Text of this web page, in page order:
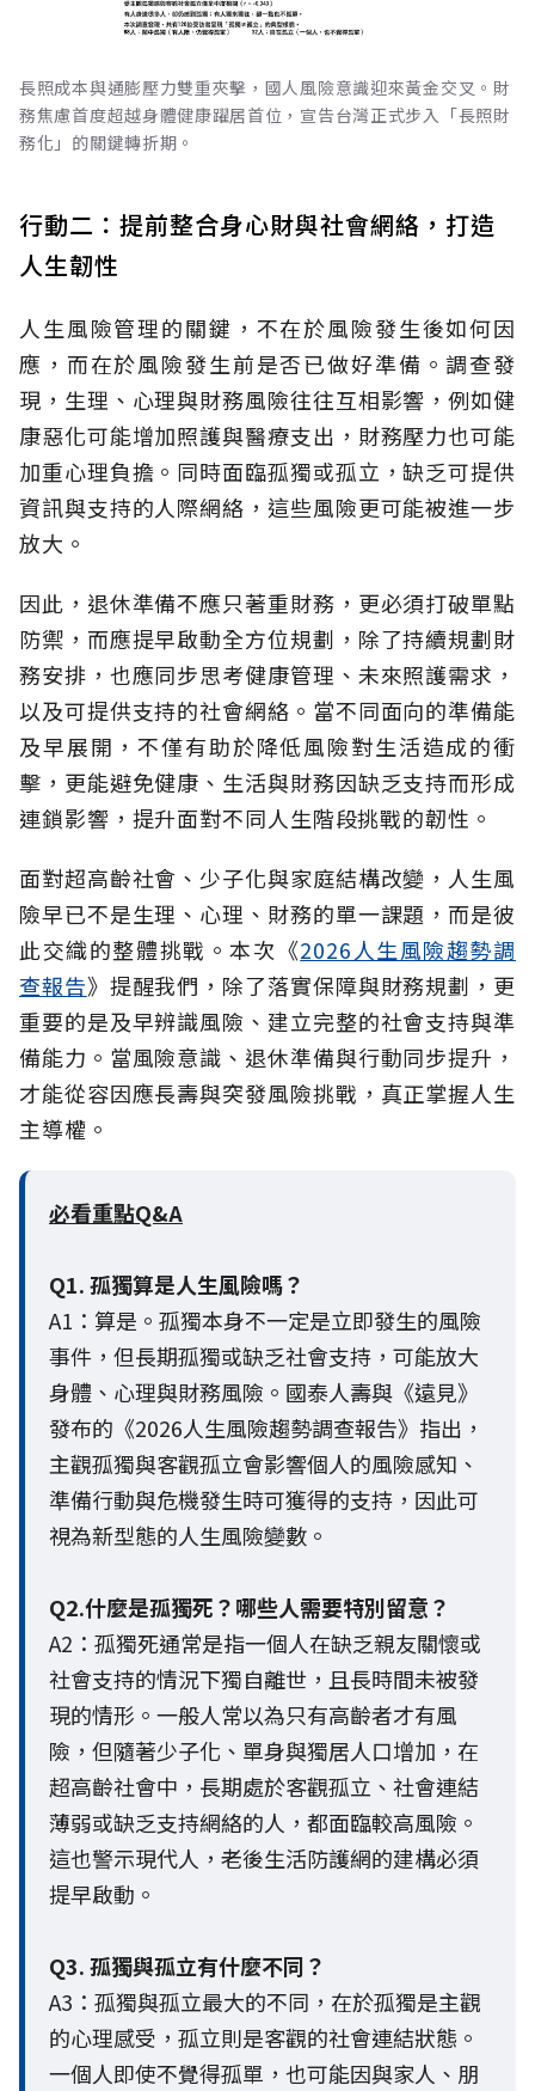
長照成本與通膨壓力雙重夾擊，國人風險意識迎來黃金交叉。財
務焦慮首度超越身體健康躍居首位，宣告台灣正式步入「長照財
務化」的關鍵轉折期。
行動二：提前整合身心財與社會網絡，打造
人生韌性
人生風險管理的關鍵，不在於風險發生後如何因
應，而在於風險發生前是否已做好準備。調查發
現，生理、心理與財務風險往往互相影響，例如健
康惡化可能增加照護與醫療支出，財務壓力也可能
加重心理負擔。同時面臨孤獨或孤立，缺乏可提供
資訊與支持的人際網絡，這些風險更可能被進一步
放大。
因此，退休準備不應只著重財務，更必須打破單點
防禦，而應提早啟動全方位規劃，除了持續規劃財
務安排，也應同步思考健康管理、未來照護需求，
以及可提供支持的社會網絡。當不同面向的準備能
及早展開，不僅有助於降低風險對生活造成的衝
擊，更能避免健康、生活與財務因缺乏支持而形成
連鎖影響，提升面對不同人生階段挑戰的韌性。
面對超高齡社會、少子化與家庭結構改變，人生風
險早已不是生理、心理、財務的單一課題，而是彼
此交織的整體挑戰。本次《2026人生風險趨勢調
查報告》提醒我們，除了落實保障與財務規劃，更
重要的是及早辨識風險、建立完整的社會支持與準
備能力。當風險意識、退休準備與行動同步提升，
才能從容因應長壽與突發風險挑戰，真正掌握人生
主導權。
必看重點Q&A
Q1. 孤獨算是人生風險嗎？
A1：算是。孤獨本身不一定是立即發生的風險
事件，但長期孤獨或缺乏社會支持，可能放大
身體、心理與財務風險。國泰人壽與《遠見》
發布的《2026人生風險趨勢調查報告》指出，
主觀孤獨與客觀孤立會影響個人的風險感知、
準備行動與危機發生時可獲得的支持，因此可
視為新型態的人生風險變數。
Q2.什麼是孤獨死？哪些人需要特別留意？
A2：孤獨死通常是指一個人在缺乏親友關懷或
社會支持的情況下獨自離世，且長時間未被發
現的情形。一般人常以為只有高齡者才有風
險，但隨著少子化、單身與獨居人口增加，在
超高齡社會中，長期處於客觀孤立、社會連結
薄弱或缺乏支持網絡的人，都面臨較高風險。
這也警示現代人，老後生活防護網的建構必須
提早啟動。
Q3. 孤獨與孤立有什麼不同？
A3：孤獨與孤立最大的不同，在於孤獨是主觀
的心理感受，孤立則是客觀的社會連結狀態。
一個人即使不覺得孤單，也可能因與家人、朋